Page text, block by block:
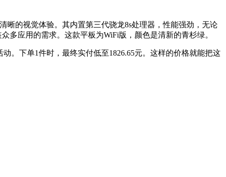
晰的视觉体验。其内置第三代骁龙8s处理器，性能强劲，无论
多应用的需求。这款平板为WiFi版，颜色是清新的青杉绿。
。下单1件时，最终实付低至1826.65元。这样的价格就能把这